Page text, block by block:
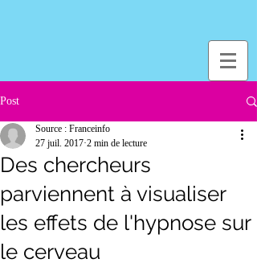
Post
Des chercheurs
parviennent à visualiser
les effets de l'hypnose sur
le cerveau
Source : Franceinfo
27 juil. 2017 2 min de lecture